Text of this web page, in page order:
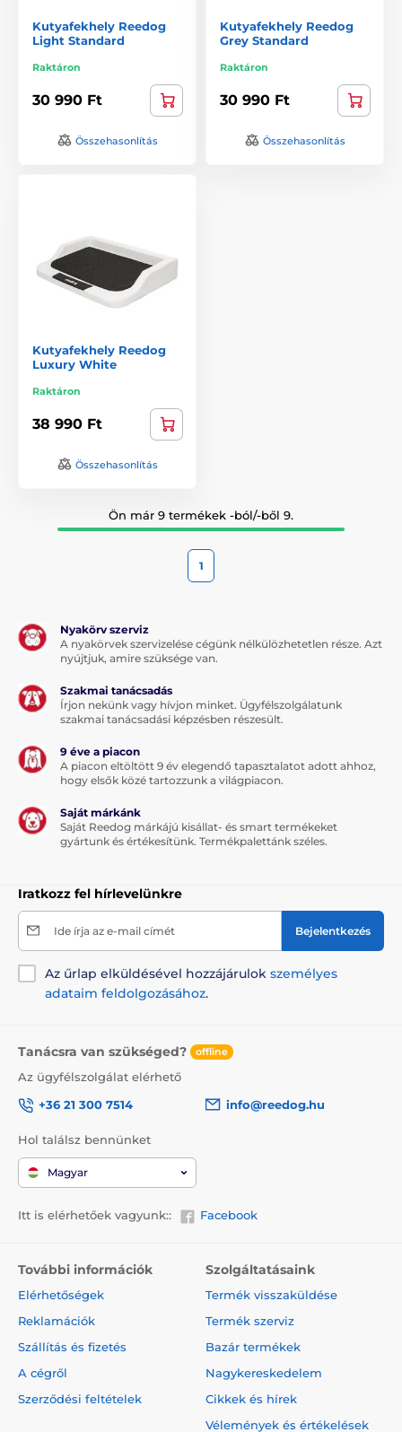
Kutyafekhely Reedog
Light Standard
Raktáron
30 990 Ft
Összehasonlítás
Kutyafekhely Reedog
Grey Standard
Raktáron
30 990 Ft
Összehasonlítás
Kutyafekhely Reedog
Luxury White
Raktáron
38 990 Ft
Összehasonlítás
Ön már 9 termékek -ból/-ből 9.
1
Nyakörv szerviz
A nyakörvek szervizelése cégünk nélkülözhetetlen része. Azt
nyújtjuk, amire szüksége van.
Szakmai tanácsadás
Írjon nekünk vagy hívjon minket. Ügyfélszolgálatunk
szakmai tanácsadási képzésben részesült.
9 éve a piacon
A piacon eltöltött 9 év elegendő tapasztalatot adott ahhoz,
hogy elsők közé tartozzunk a világpiacon.
Saját márkánk
Saját Reedog márkájú kisállat- és smart termékeket
gyártunk és értékesítünk. Termékpalettánk széles.
Iratkozz fel hírlevelünkre
Ide írja az e-mail címét Bejelentkezés
Az űrlap elküldésével hozzájárulok személyes
adataim feldolgozásához.
Tanácsra van szükséged? offline
Az ügyfélszolgálat elérhető
+36 21 300 7514
info@reedog.hu
Hol találsz bennünket
Magyar
Itt is elérhetőek vagyunk:: Facebook
További információk
Elérhetőségek
Reklamációk
Szállítás és fizetés
A cégről
Szerződési feltételek
Szolgáltatásaink
Termék visszaküldése
Termék szerviz
Bazár termékek
Nagykereskedelem
Cikkek és hírek
Vélemények és értékelések